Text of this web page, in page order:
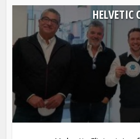
HELVETIC